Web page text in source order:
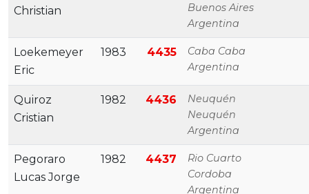
Christian
Buenos Aires
Argentina
Loekemeyer
Eric
1983 4435
Caba Caba
Argentina
Quiroz
Cristian
1982 4436
Neuquén
Neuquén
Argentina
Pegoraro
Lucas Jorge
1982 4437
Rio Cuarto
Cordoba
Argentina